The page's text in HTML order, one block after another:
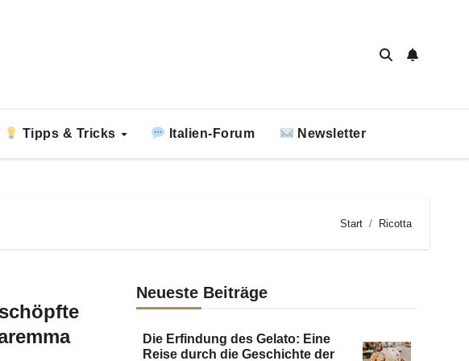
Tipps & Tricks Italien-Forum Newsletter
Start Ricotta
Neueste Beiträge
Die Erfindung des Gelato: Eine
Reise durch die Geschichte der